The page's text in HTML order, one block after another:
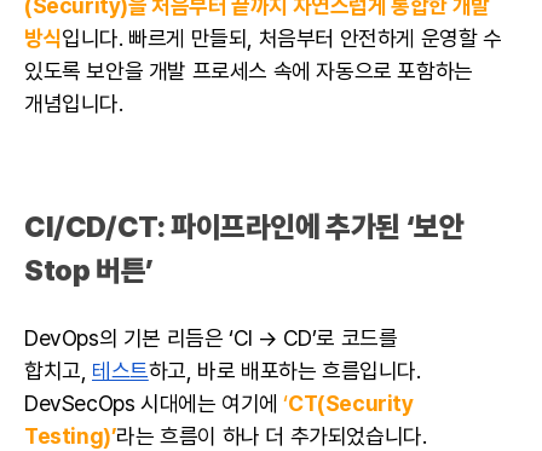
(Security)을 처음부터 끝까지 자연스럽게 통합한 개발
방식입니다. 빠르게 만들되, 처음부터 안전하게 운영할 수
있도록 보안을 개발 프로세스 속에 자동으로 포함하는
개념입니다.
CI/CD/CT: 파이프라인에 추가된 ‘보안
Stop 버튼’
DevOps의 기본 리듬은 ‘CI → CD’로 코드를
합치고, 테스트하고, 바로 배포하는 흐름입니다.
DevSecOps 시대에는 여기에 ‘CT(Security
Testing)’라는 흐름이 하나 더 추가되었습니다.